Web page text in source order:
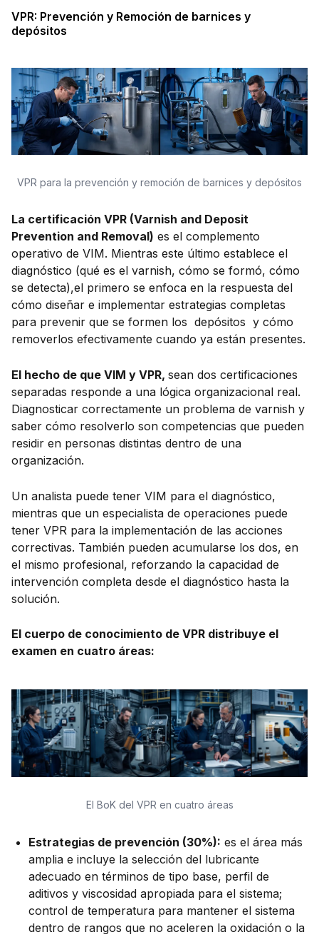
VPR: Prevención y Remoción de barnices y
depósitos
VPR para la prevención y remoción de barnices y depósitos
La certificación VPR (Varnish and Deposit
Prevention and Removal) es el complemento
operativo de VIM. Mientras este último establece el
diagnóstico (qué es el varnish, cómo se formó, cómo
se detecta),el primero se enfoca en la respuesta del
cómo diseñar e implementar estrategias completas
para prevenir que se formen los depósitos y cómo
removerlos efectivamente cuando ya están presentes.
El hecho de que VIM y VPR, sean dos certificaciones
separadas responde a una lógica organizacional real.
Diagnosticar correctamente un problema de varnish y
saber cómo resolverlo son competencias que pueden
residir en personas distintas dentro de una
organización.
Un analista puede tener VIM para el diagnóstico,
mientras que un especialista de operaciones puede
tener VPR para la implementación de las acciones
correctivas. También pueden acumularse los dos, en
el mismo profesional, reforzando la capacidad de
intervención completa desde el diagnóstico hasta la
solución.
El cuerpo de conocimiento de VPR distribuye el
examen en cuatro áreas:
El BoK del VPR en cuatro áreas
Estrategias de prevención (30%): es el área más
amplia e incluye la selección del lubricante
adecuado en términos de tipo base, perfil de
aditivos y viscosidad apropiada para el sistema;
control de temperatura para mantener el sistema
dentro de rangos que no aceleren la oxidación o la